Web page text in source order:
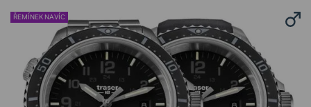
ŘEMÍNEK NAVÍC